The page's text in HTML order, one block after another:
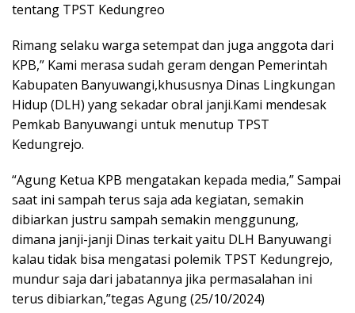
tentang TPST Kedungreo
Rimang selaku warga setempat dan juga anggota dari
KPB,” Kami merasa sudah geram dengan Pemerintah
Kabupaten Banyuwangi,khususnya Dinas Lingkungan
Hidup (DLH) yang sekadar obral janji.Kami mendesak
Pemkab Banyuwangi untuk menutup TPST
Kedungrejo.
“Agung Ketua KPB mengatakan kepada media,” Sampai
saat ini sampah terus saja ada kegiatan, semakin
dibiarkan justru sampah semakin menggunung,
dimana janji-janji Dinas terkait yaitu DLH Banyuwangi
kalau tidak bisa mengatasi polemik TPST Kedungrejo,
mundur saja dari jabatannya jika permasalahan ini
terus dibiarkan,”tegas Agung (25/10/2024)